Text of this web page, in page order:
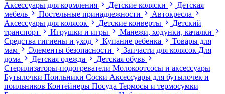
Аксессуары для кормления Детские коляски
Детская
мебель
Постельные принадлежности
Автокресла
Аксессуары для колясок
Детские конверты
Детский
транспорт
Игрушки и игры
Манежи, ходунки, качалки
Средства гигиены и уход
Купание ребенка
Товары для
мам
Элементы безопасности Запчасти для колясок Для
дома
Детская одежда
Детская обувь
Стерилизаторы-подогреватели Молокоотсосы и аксессуары
Бутылочки Поильники Соски Аксессуары для бутылочек и
поильников Контейнеры Посуда Термосы и термосумки